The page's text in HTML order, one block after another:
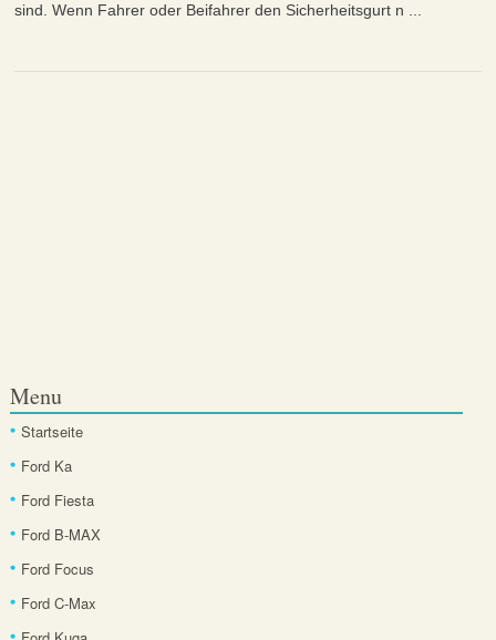
sind. Wenn Fahrer oder Beifahrer den Sicherheitsgurt n ...
Menu
Startseite
Ford Ka
Ford Fiesta
Ford B-MAX
Ford Focus
Ford C-Max